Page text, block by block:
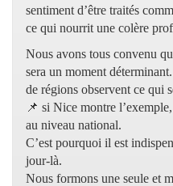
sentiment d’être traités
ce qui nourrit une colère
Nous avons tous convenu
sera un moment
de régions observent ce qui
📌 si Nice montre
au niveau national.
C’est pourquoi il est
jour-là.
Nous formons une seule et